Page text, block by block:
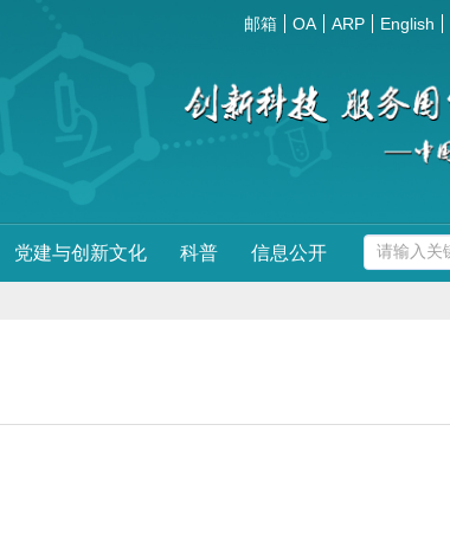
邮箱 OA ARP English
党建与创新文化 科普 信息公开